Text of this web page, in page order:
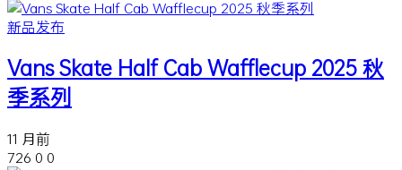
新品发布
Vans Skate Half Cab Wafflecup 2025 秋
季系列
11 月前
726 0 0